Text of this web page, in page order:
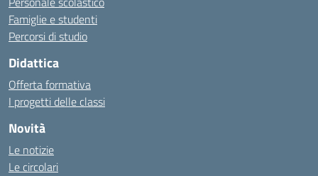
Famiglie e studenti
Percorsi di studio
Didattica
Offerta formativa
I progetti delle classi
Novità
Le notizie
Le circolari